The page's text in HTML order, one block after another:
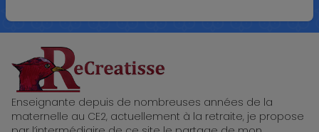
ReCreatisse
Enseignante depuis de nombreuses années de la
maternelle au CE2, actuellement à la retraite, je propose